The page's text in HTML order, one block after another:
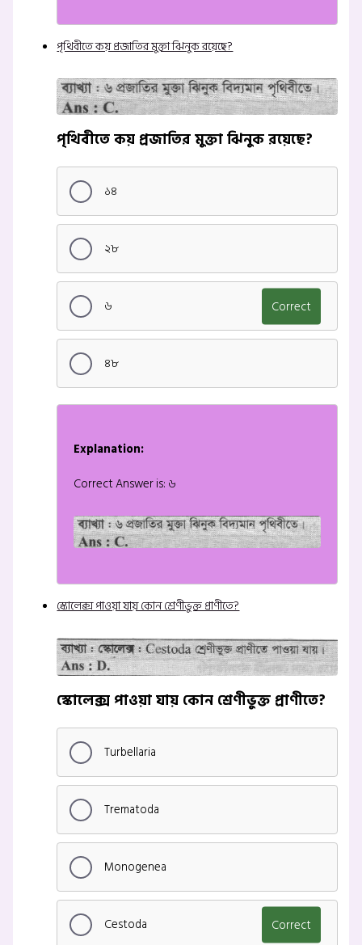
পৃথিবীতে কয় প্রজাতির মুক্তা ঝিনুক রয়েছে?
পৃথিবীতে কয় প্রজাতির মুক্তা ঝিনুক রয়েছে?
১৪
২৮
৬ Correct
৪৮
Explanation:
Correct Answer is: ৬
স্কোলেক্স পাওয়া যায় কোন শ্রেণীভুক্ত প্রাণীতে?
স্কোলেক্স পাওয়া যায় কোন শ্রেণীভুক্ত প্রাণীতে?
Turbellaria
Trematoda
Monogenea
Cestoda Correct